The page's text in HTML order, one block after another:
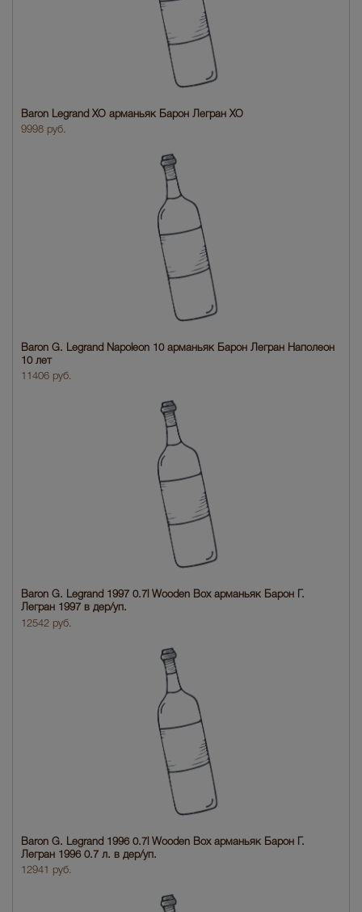
Baron Legrand XO арманьяк Барон Легран XO
9998 руб.
Baron G. Legrand Napoleon 10 арманьяк Барон Легран Наполеон
10 лет
11406 руб.
Baron G. Legrand 1997 0.7l Wooden Box арманьяк Барон Г.
Легран 1997 в дер/уп.
12542 руб.
Baron G. Legrand 1996 0.7l Wooden Box арманьяк Барон Г.
Легран 1996 0.7 л. в дер/уп.
12941 руб.